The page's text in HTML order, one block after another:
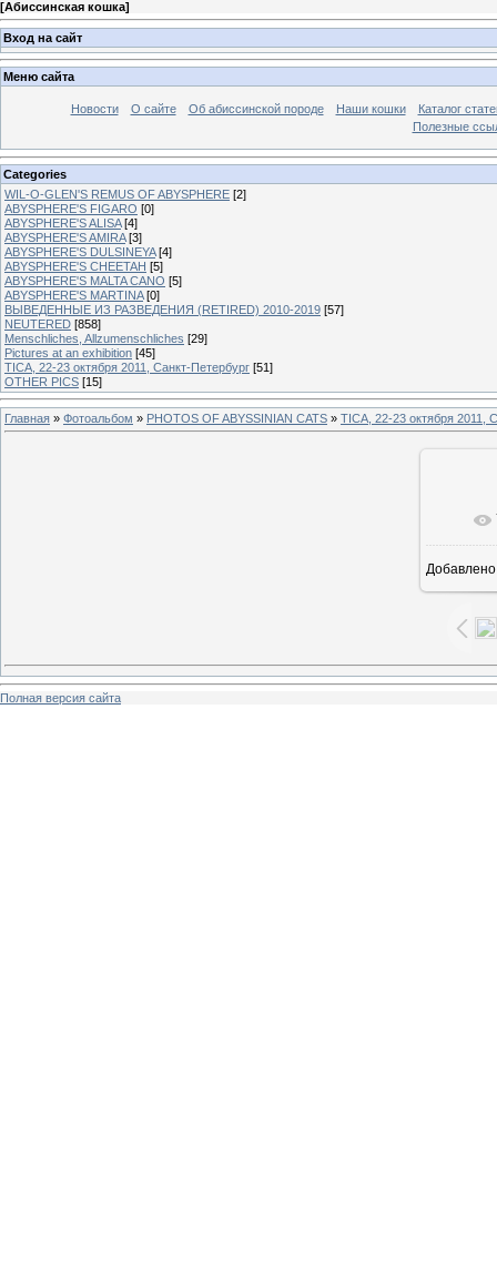
[Абиссинская кошка]
Вход на сайт
Меню сайта
Новости О сайте Об абиссинской породе Наши кошки
Каталог
Полезные
Categories
WIL-O-GLEN'S REMUS OF ABYSPHERE [2]
ABYSPHERE'S FIGARO [0]
ABYSPHERE'S ALISA [4]
ABYSPHERE'S AMIRA [3]
ABYSPHERE'S DULSINEYA [4]
ABYSPHERE'S CHEETAH [5]
ABYSPHERE'S MALTA CANO [5]
ABYSPHERE'S MARTINA [0]
ВЫВЕДЕННЫЕ ИЗ РАЗВЕДЕНИЯ (RETIRED) 2010-2019 [57]
NEUTERED [858]
Menschliches, Allzumenschliches [29]
Pictures at an exhibition [45]
TICA, 22-23 октября 2011, Санкт-Петербург [51]
OTHER PICS [15]
Главная » Фотоальбом » PHOTOS OF ABYSSINIAN CATS » TICA, 22-23 октября 2011,
В
Добавлено
Полная версия сайта